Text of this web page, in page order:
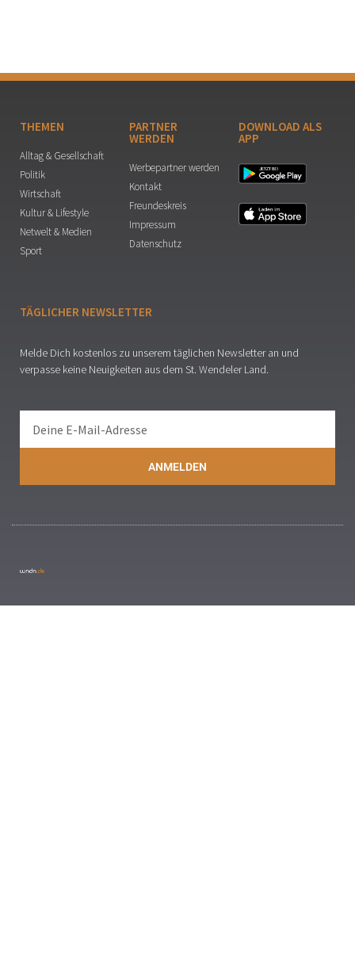
THEMEN
Alltag & Gesellschaft
Politik
Wirtschaft
Kultur & Lifestyle
Netwelt & Medien
Sport
PARTNER
WERDEN
Werbepartner werden
Kontakt
Freundeskreis
Impressum
Datenschutz
DOWNLOAD ALS
APP
TÄGLICHER NEWSLETTER
Melde Dich kostenlos zu unserem täglichen Newsletter an und
verpasse keine Neuigkeiten aus dem St. Wendeler Land.
ANMELDEN